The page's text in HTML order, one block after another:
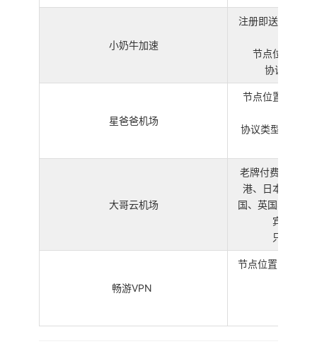
小奶牛加速
注册即送“小奶牛
节点位置：新
协议类型
星爸爸机场
节点位置：香港
协议类型：
大哥云机场
老牌付费机场，
港、日本、台湾
国、英国、印度
宾、泰国
只有按周
畅游VPN
节点位置：美国